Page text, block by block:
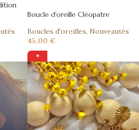
Boucle d’oreille Cléopatre
Boucles d'oreilles, Nouveautés
45,00 €
⭐